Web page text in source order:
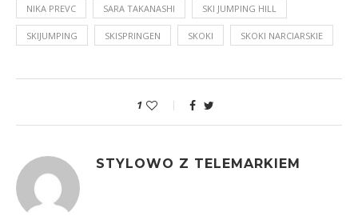
NIKA PREVC SARA TAKANASHI SKI JUMPING HILL
SKIJUMPING SKISPRINGEN SKOKI SKOKI NARCIARSKIE
1
STYLOWO Z TELEMARKIEM